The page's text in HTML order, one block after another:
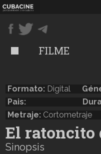
Pasar
al
contenido
principal
FILME
Formato: Digital
Pais:
Metraje: Cortometraje
El ratoncito
Sinopsis